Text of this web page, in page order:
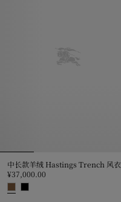
中长款羊绒 Hastings Trench 风衣
¥37,000.00